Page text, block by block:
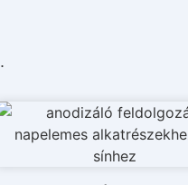
دعنا نعرف المزيد حول ما نقوم به وكيف نفعل.